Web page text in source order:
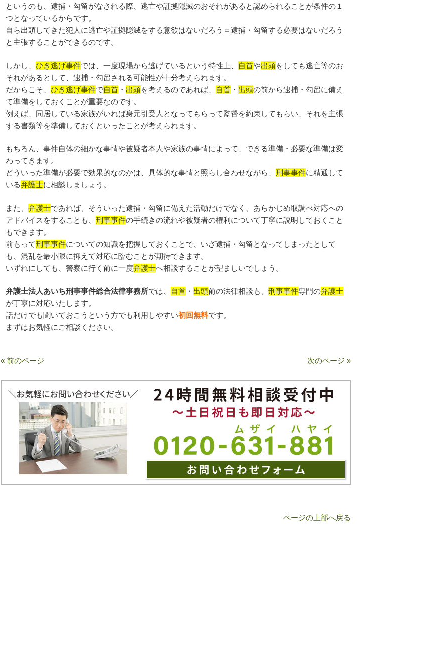
というのも、逮捕・勾留がなされる際、逃亡や証拠隠滅のおそれがあると認められることが条件の１
つとなっているからです。
自ら出頭してきた犯人に逃亡や証拠隠滅をする意欲はないだろう＝逮捕・勾留する必要はないだろう
と主張することができるのです。
しかし、 ひき逃げ事件では、一度現場から逃げているという特性上、 自首や出頭をしても逃亡等のお
それがあるとして、逮捕・勾留される可能性が十分考えられます。
だからこそ、 ひき逃げ事件で自首 ・ 出頭を考えるのであれば、 自首 ・ 出頭の前から逮捕・勾留に備え
て準備をしておくことが重要なのです。
例えば、同居している家族がいれば身元引受人となってもらって監督を約束してもらい、それを主張
する書類等を準備しておくといったことが考えられます。
もちろん、事件自体の細かな事情や被疑者本人や家族の事情によって、できる準備・必要な準備は変
わってきます。
どういった準備が必要で効果的なのかは、具体的な事情と照らし合わせながら、 刑事事件に精通して
いる弁護士に相談しましょう。
また、 弁護士であれば、そういった逮捕・勾留に備えた活動だけでなく、あらかじめ取調べ対応への
アドバイスをすることも、 刑事事件の手続きの流れや被疑者の権利について丁寧に説明しておくこと
もできます。
前もって刑事事件についての知識を把握しておくことで、いざ逮捕・勾留となってしまったとして
も、混乱を最小限に抑えて対応に臨むことが期待できます。
いずれにしても、警察に行く前に一度弁護士へ相談することが望ましいでしょう。
弁護士法人あいち刑事事件総合法律事務所では、 自首 ・ 出頭前の法律相談も、 刑事事件専門の弁護士
が丁寧に対応いたします。
話だけでも聞いておこうという方でも利用しやすい初回無料です。
まずはお気軽にご相談ください。
« 前のページ 次のページ »
ページの上部へ戻る